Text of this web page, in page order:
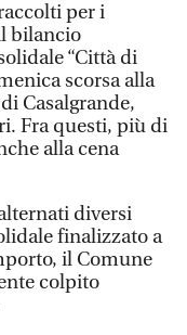
per i
bilancio
“Città di
scorsa alla
Casalgrande,
Fra questi, più di
alla cena
diversi
finalizzato a
il Comune
colpito